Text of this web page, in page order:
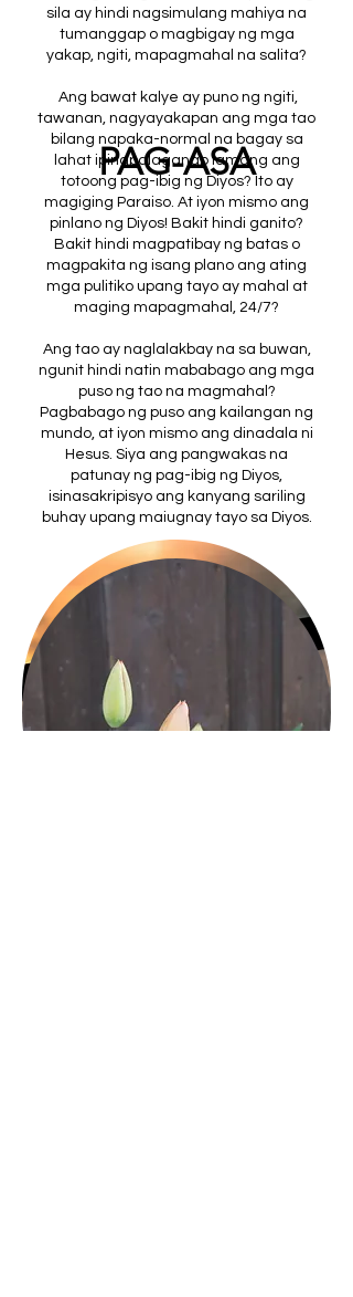
sila ay hindi nagsimulang mahiya na
tumanggap o magbigay ng mga
yakap, ngiti, mapagmahal na salita?
Ang bawat kalye ay puno ng ngiti,
tawanan, nagyayakapan ang mga tao
bilang napaka-normal na bagay sa
lahat ipinapalaganap lamang ang
totoong pag-ibig ng Diyos? Ito ay
magiging Paraiso. At iyon mismo ang
pinlano ng Diyos! Bakit hindi ganito?
Bakit hindi magpatibay ng batas o
magpakita ng isang plano ang ating
mga pulitiko upang tayo ay mahal at
maging mapagmahal, 24/7?
Ang tao ay naglalakbay na sa buwan,
ngunit hindi natin mababago ang mga
puso ng tao na magmahal?
Pagbabago ng puso ang kailangan ng
mundo, at iyon mismo ang dinadala ni
Hesus. Siya ang pangwakas na
patunay ng pag-ibig ng Diyos,
isinasakripisyo ang kanyang sariling
buhay upang maiugnay tayo sa Diyos.
PAG-ASA